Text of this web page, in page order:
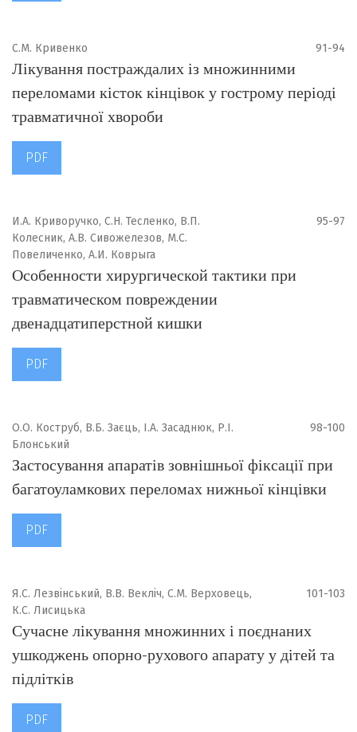
С.М. Кривенко 91-94
Лікування постраждалих із множинними
переломами кісток кінцівок у гострому періоді
травматичної хвороби
PDF
И.А. Криворучко, С.Н. Тесленко, В.П.
Колесник, А.В. Сивожелезов, М.С.
Повеличенко, А.И. Коврыга
95-97
Особенности хирургической тактики при
травматическом повреждении
двенадцатиперстной кишки
PDF
О.О. Коструб, В.Б. Заєць, І.А. Засаднюк, Р.І.
Блонський
98-100
Застосування апаратів зовнішньої фіксації при
багатоуламкових переломах нижньої кінцівки
PDF
Я.С. Лезвінський, В.В. Векліч, С.М. Верховець,
К.С. Лисицька
101-103
Сучасне лікування множинних і поєднаних
ушкоджень опорно-рухового апарату у дітей та
підлітків
PDF